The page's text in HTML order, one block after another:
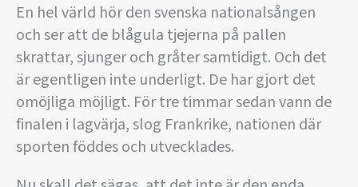
En hel värld hör den svenska nationalsången
och ser att de blågula tjejerna på pallen
skrattar, sjunger och gråter samtidigt. Och det
är egentligen inte underligt. De har gjort det
omöjliga möjligt. För tre timmar sedan vann de
finalen i lagvärja, slog Frankrike, nationen där
sporten föddes och utvecklades.